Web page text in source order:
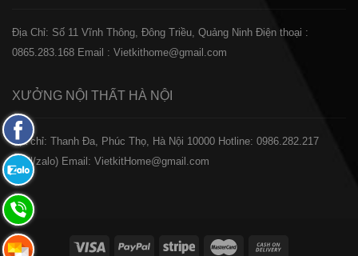
Địa Chỉ: Số 11 Vĩnh Thông, Đông Triều, Quảng Ninh Điện thoại :
0865.283.168 Email : Vietkithome@gmail.com
XƯỞNG NỘI THẤT HÀ NỘI
️Địa chỉ: Thanh Đa, Phúc Thọ, Hà Nội 10000 Hotline: 0986.282.217
(Call/zalo) Email: VietkitHome@gmail.com
Fanpage
Facebook
Zalo:
0865.283.168
Hotline:
0865.283.168
Hotline: